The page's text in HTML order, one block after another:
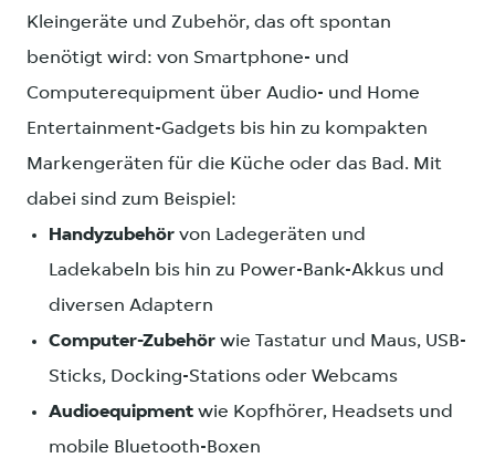
Kleingeräte und Zubehör, das oft spontan
benötigt wird: von Smartphone- und
Computerequipment über Audio- und Home
Entertainment-Gadgets bis hin zu kompakten
Markengeräten für die Küche oder das Bad. Mit
dabei sind zum Beispiel:
Handyzubehör von Ladegeräten und
Ladekabeln bis hin zu Power-Bank-Akkus und
diversen Adaptern
Computer-Zubehör wie Tastatur und Maus, USB-
Sticks, Docking-Stations oder Webcams
Audioequipment wie Kopfhörer, Headsets und
mobile Bluetooth-Boxen